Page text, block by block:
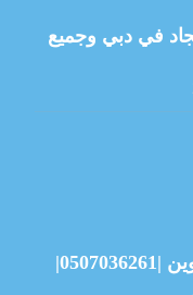
في دبي وجميع
شركة تعقيم منازل في ام القيوين |0507036261|